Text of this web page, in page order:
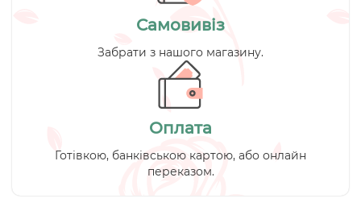
Самовивіз
Забрати з нашого магазину.
Оплата
Готівкою, банківською картою, або онлайн
переказом.